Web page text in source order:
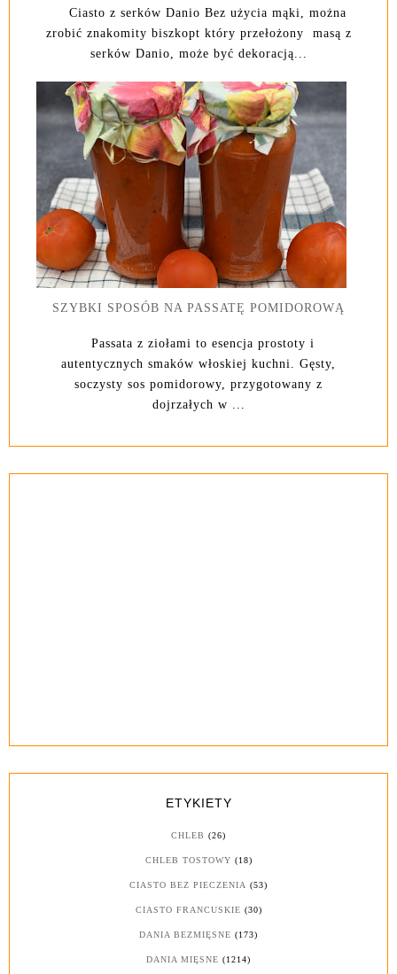
Ciasto z serków Danio Bez użycia mąki, można
zrobić znakomity biszkopt który przełożony masą z
serków Danio, może być dekoracją...
SZYBKI SPOSÓB NA PASSATĘ POMIDOROWĄ
Passata z ziołami to esencja prostoty i
autentycznych smaków włoskiej kuchni. Gęsty,
soczysty sos pomidorowy, przygotowany z
dojrzałych w ...
ETYKIETY
CHLEB (26)
CHLEB TOSTOWY (18)
CIASTO BEZ PIECZENIA (53)
CIASTO FRANCUSKIE (30)
DANIA BEZMIĘSNE (173)
DANIA MIĘSNE (1214)